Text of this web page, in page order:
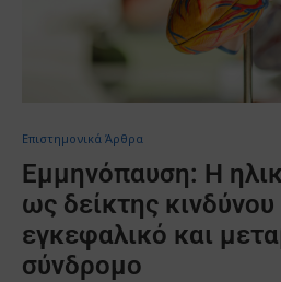
Επιστημονικά Άρθρα
Εμμηνόπαυση: Η
ως δείκτης κινδύνου
εγκεφαλικό και
σύνδρομο